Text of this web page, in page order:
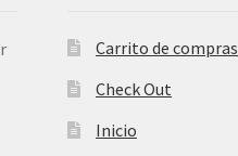
Carrito de compras
Check Out
Inicio